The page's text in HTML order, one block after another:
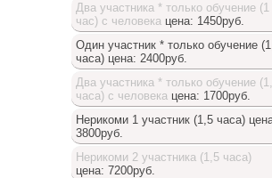
Два участника * только обучение (1
час) с человекацена: 1450руб.
Один участник * только обучение
часа) цена: 2400руб.
Два участника * только обучение
часа) с человекацена: 1700руб.
Нерикоми 1 участник (1,5 часа)
3800руб.
Нерикоми 2 участника (1,5 часа)
цена: 7200руб.